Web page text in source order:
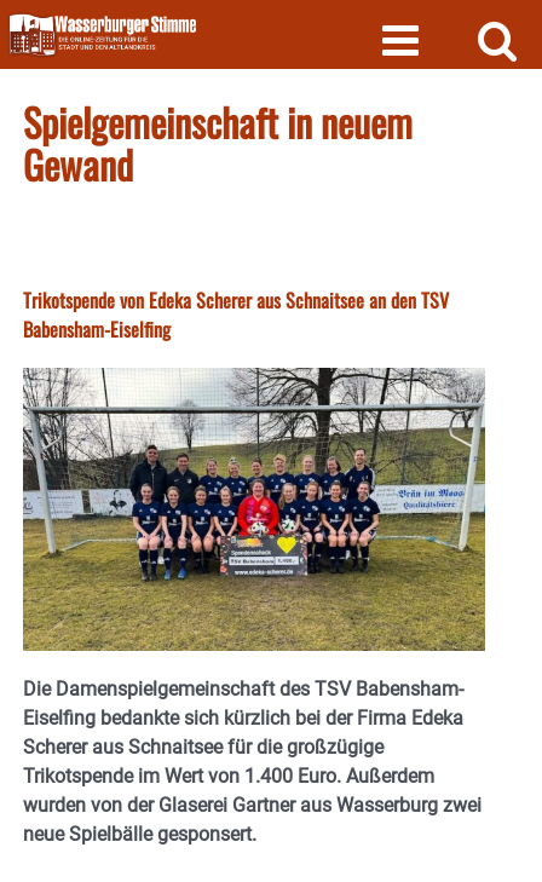
Skip
to
content
Spielgemeinschaft in neuem
Gewand
Trikotspende von Edeka Scherer aus Schnaitsee an den TSV
Babensham-Eiselfing
Die Damenspielgemeinschaft des TSV Babensham-
Eiselfing bedankte sich kürzlich bei der Firma Edeka
Scherer aus Schnaitsee für die großzügige
Trikotspende im Wert von 1.400 Euro. Außerdem
wurden von der Glaserei Gartner aus Wasserburg zwei
neue Spielbälle gesponsert.